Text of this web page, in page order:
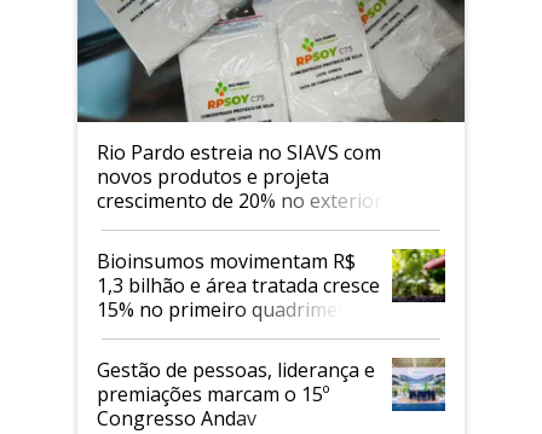
Rio Pardo estreia no SIAVS com
novos produtos e projeta
crescimento de 20% no exterior
Bioinsumos movimentam R$
1,3 bilhão e área tratada cresce
15% no primeiro quadrimestre
de 2026
Gestão de pessoas, liderança e
premiações marcam o 15º
Congresso Andav